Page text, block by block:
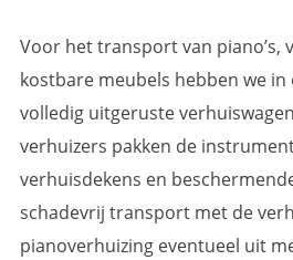
Voor het transport van piano’s,
kostbare meubels hebben we in
volledig uitgeruste
verhuizers pakken de
verhuisdekens en
schadevrij transport met de
pianoverhuizing eventueel uit